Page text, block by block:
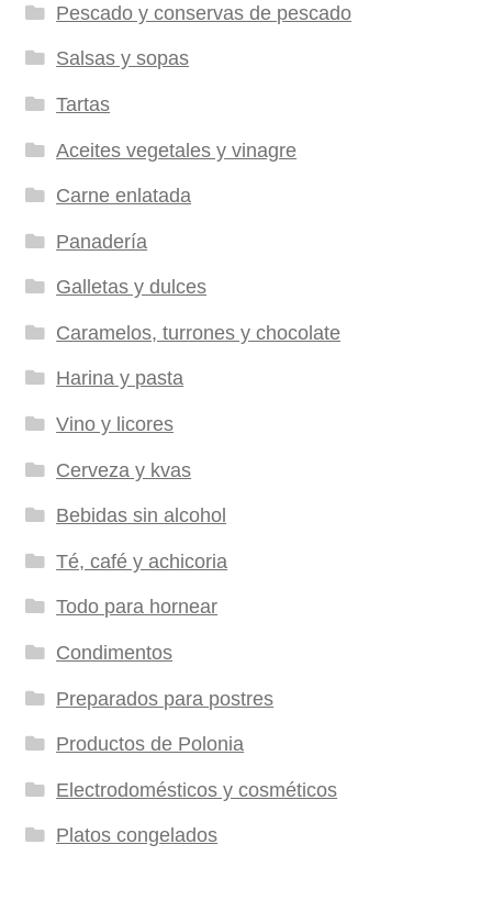
Pescado y conservas de pescado
Salsas y sopas
Tartas
Aceites vegetales y vinagre
Carne enlatada
Panadería
Galletas y dulces
Caramelos, turrones y chocolate
Harina y pasta
Vino y licores
Cerveza y kvas
Bebidas sin alcohol
Té, café y achicoria
Todo para hornear
Condimentos
Preparados para postres
Productos de Polonia
Electrodomésticos y cosméticos
Platos congelados